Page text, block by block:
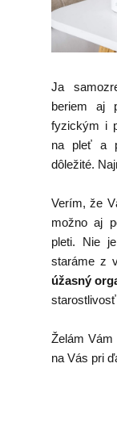
Ja
beriem aj
fyzickým i
na pleť a
dôležité.
Verím, že
možno aj
pleti. Nie
staráme z
úžasný
Želám
na Vás pri